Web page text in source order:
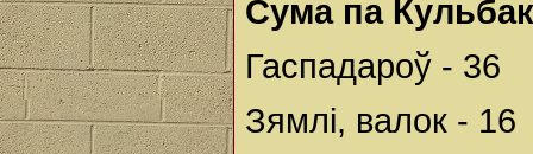
Сума па
Гаспадароў - 36
Зямлі, валок - 16